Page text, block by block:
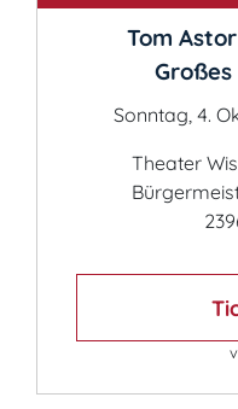
Tom
Großes
Sonntag, 4.
Theater